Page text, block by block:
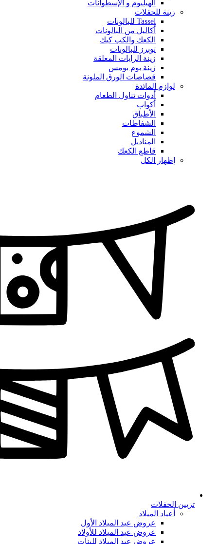
الهيليوم و الإسطوانات
زينة للحفلات
Tassel للبالونات
أكاليل من البالونات
الكعك والكب كيك
توبرز للبالونات
زينة الرايات المعلقة
زينة بوم بومس
قصاصات الورق الملونة
لوازم المائدة
أدوات تناول الطعام
أكواب
الأطباق
الشفاطات
الشموع
المناديل
قاطع الكعك
إظهار الكل
تزيين الحفلات
أعياد الميلاد
عروض عيد الميلاد الأول
عروض عيد الميلاد للأولاد
عروض عيد الميلاد للبنات